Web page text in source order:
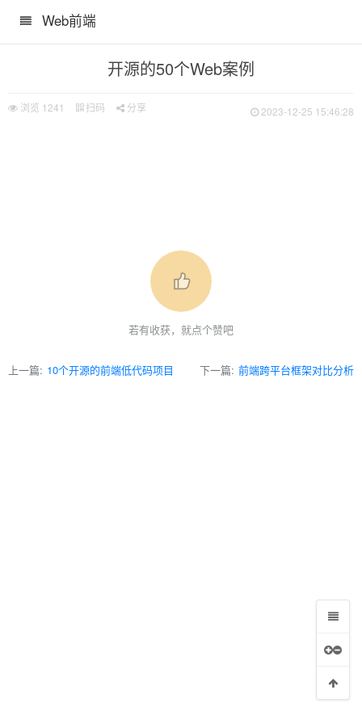
Web前端
开源的50个Web案例
浏览 1241 扫码 分享 2023-12-25 15:46:28
若有收获，就点个赞吧
上一篇: 10个开源的前端低代码项目 下一篇: 前端跨平台框架对比分析